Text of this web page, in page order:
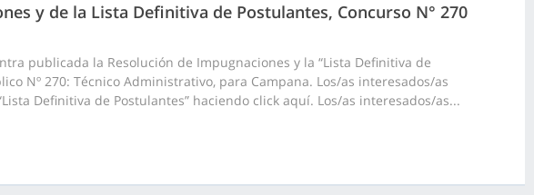
y de la Lista Definitiva de Postulantes, Concurso N° 270
publicada la Resolución de Impugnaciones y la “Lista Definitiva de
Nº 270: Técnico Administrativo, para Campana. Los/as interesados/as
Definitiva de Postulantes” haciendo click aquí. Los/as interesados/as...